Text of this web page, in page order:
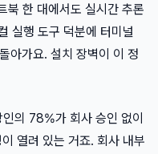
한 대에서도 실시간 추론
실행 도구 덕분에 터미널
아가요. 설치 장벽이 이 정
의 78%가 회사 승인 없이
열려 있는 거죠. 회사 내부